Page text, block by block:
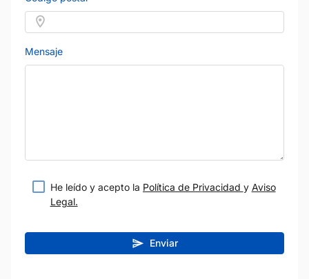
Mensaje
He leído y acepto la Política de Privacidad y Aviso
Legal.
Enviar